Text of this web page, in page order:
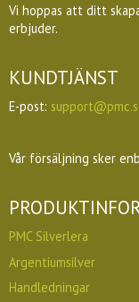
Vi hoppas att ditt
erbjuder.
KUNDTJÄNST
E-post:
Vår försäljning sker
PMC Silverlera
Argentiumsilver
Handledningar